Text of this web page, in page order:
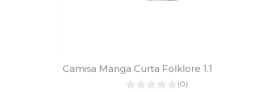
Camisa Manga Curta Folklore 1.1
(0)